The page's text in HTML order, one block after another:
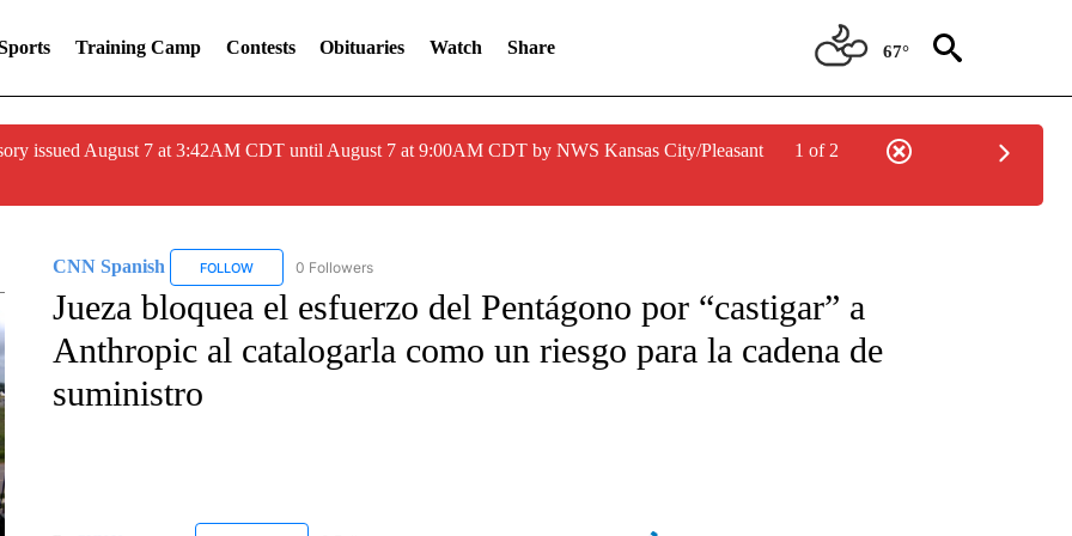
Training Camp Contests Obituaries Watch Share 67°
issued August 7 at 3:42AM CDT until August 7 at 9:00AM CDT by NWS Kansas City/Pleasant
1 of 2
CNN Spanish FOLLOWFOLLOW "CNN SPANISH" TO RECEIVE NOTIFICATIONS ABOUT NEW PAGES ON "CNN SPANISH".
0 Followers
Jueza bloquea el esfuerzo del Pentágono por “castigar” a
Anthropic al catalogarla como un riesgo para la cadena de
suministro